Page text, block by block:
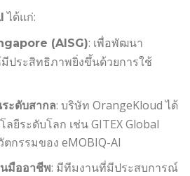
ได้แก่:
(AISG): เพื่อพัฒนา
ประสิทธิภาพยิ่งขึ้นด้วยการใช้
ะดับสากล: บริษัท OrangeKloud ได้
ยีระดับโลก เช่น GITEX Global
กรรมของ eMOBIQ-AI
มืออาชีพ: มีทีมงานที่มีประสบการณ์